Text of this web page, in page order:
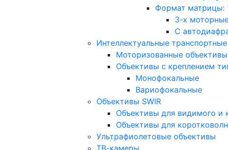
Формат матрицы:
3-х
С
Интеллектуальные
Моторизованные объективы
Объективы с креплением
Монофокальные
Вариофокальные
Объективы SWIR
Объективы для видимого и
Объективы для
Ультрафиолетовые объективы
ТВ-камеры